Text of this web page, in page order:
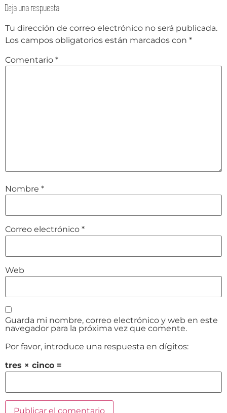
Deja una respuesta
Tu dirección de correo electrónico no será publicada.
Los campos obligatorios están marcados con *
Comentario *
Nombre *
Correo electrónico *
Web
Guarda mi nombre, correo electrónico y web en este
navegador para la próxima vez que comente.
Por favor, introduce una respuesta en dígitos:
tres × cinco =